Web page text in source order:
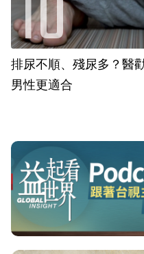
排尿不順、殘尿多？醫
男性更適合